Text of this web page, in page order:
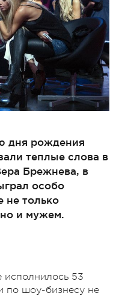
дня рождения
теплые слова в
Брежнева, в
особо
не только
и мужем.
исполнилось 53
по шоу-бизнесу не